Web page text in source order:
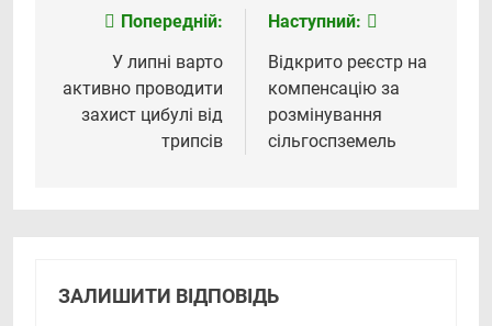
Навігація
записів
Попередній:
У липні варто
активно проводити
захист цибулі від
трипсів
Наступний:
Відкрито реєстр на
компенсацію за
розмінування
сільгоспземель
ЗАЛИШИТИ ВІДПОВІДЬ